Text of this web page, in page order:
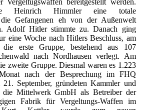
Heinrich Himmler eine totale
Gefangenen eh von der Außenwelt
Adolf Hitler stimmte zu. Danach ging
eine Woche nach Hitlers Beschluss, am
erste Gruppe, bestehend aus 107
nach Nordhausen verlegt. Am
zweite Gruppe. Diesmal waren es 1.223
nach der Besprechung im FHQ
September, gründeten Kammler und
die Mittelwerk GmbH als Betreiber der
Fabrik für Vergeltungs-Waffen im